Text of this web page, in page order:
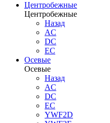
Центробежные
Центробежные
Назад
AC
DC
EC
Осевые
Осевые
Назад
AC
DC
EC
YWF2D